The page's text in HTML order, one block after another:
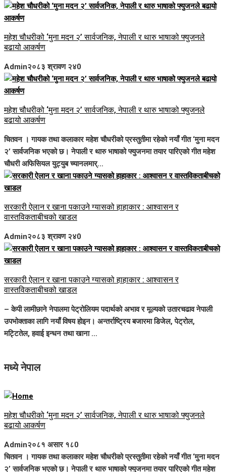
महेश चौधरीको ‘मुना मदन २’ सार्वजनिक, नेपाली र थारु भाषाको फ्युजनले
बढायो आकर्षण
Admin२०८३ श्रावण २४0
महेश चौधरीको ‘मुना मदन २’ सार्वजनिक, नेपाली र थारु भाषाको फ्युजनले
बढायो आकर्षण
चितवन । गायक तथा कलाकार महेश चौधरीको प्रस्तुतीमा रहेको नयाँ गीत ‘मुना मदन
२’ सार्वजनिक भएको छ। नेपाली र थारु भाषाको फ्युजनमा तयार पारिएको गीत महेश
चौधरी अफिसियल युट्युब च्यानलमार्...
सरकारी ऐलान र खाना पकाउने ग्यासको हाहाकार : आश्वासन र
वास्तविकताबीचको खाडल
Admin२०८३ श्रावण २४0
सरकारी ऐलान र खाना पकाउने ग्यासको हाहाकार : आश्वासन र
वास्तविकताबीचको खाडल
– केपी लामीछाने नेपालमा पेट्रोलियम पदार्थको अभाव र मूल्यको उतारचढाव नेपाली
उपभोक्ताका लागि नयाँ विषय होइन। अन्तर्राष्ट्रिय बजारमा डिजेल, पेट्रोल,
मट्टितेल, हवाई इन्धन तथा खाना ...
मध्ये नेपाल
महेश चौधरीको ‘मुना मदन २’ सार्वजनिक, नेपाली र थारु भाषाको फ्युजनले
बढायो आकर्षण
Admin२०८१ असार १८0
चितवन । गायक तथा कलाकार महेश चौधरीको प्रस्तुतीमा रहेको नयाँ गीत ‘मुना मदन
२’ सार्वजनिक भएको छ। नेपाली र थारु भाषाको फ्युजनमा तयार पारिएको गीत महेश